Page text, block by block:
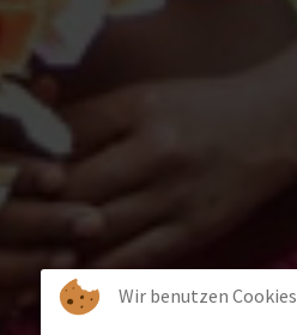
Wir benutzen Cookies